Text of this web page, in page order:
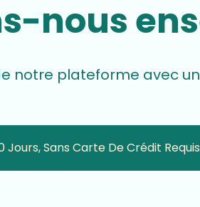
nous
notre plateforme avec
Jours, Sans Carte De Crédit